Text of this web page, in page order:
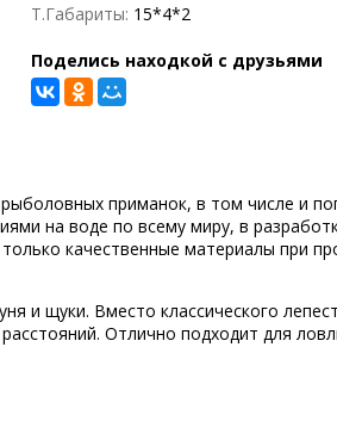
Т.Габариты: 15*4*2
Поделись находкой с друзьями
приманок, в том числе и
на воде по всему миру, в
качественные материалы при
и щуки. Вместо классического
Отлично подходит для